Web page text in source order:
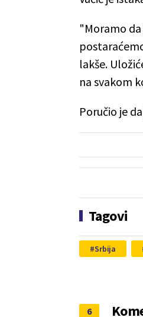
"Moramo
lakše.
na svakom
Poručio je
Tagovi
Srbija
6